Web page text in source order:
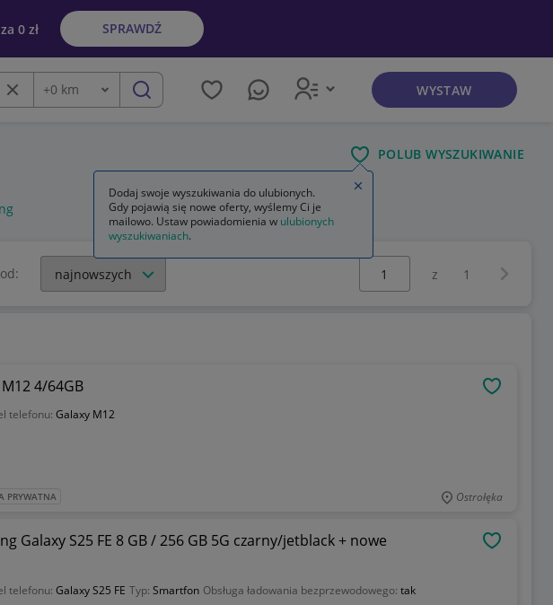
0 zł SPRAWDŹ
Wyczyść frazę
Odległość
+0 km szukaj WYSTAW
POLUB WYSZUKIWANIE
Wybierz stronę:
z 1
4/64GB
telefonu: Galaxy M12
PRYWATNA Ostrołęka
Galaxy S25 FE 8 GB / 256 GB 5G czarny/jetblack + nowe
telefonu: Galaxy S25 FE Typ: Smartfon Obsługa ładowania bezprzewodowego: tak
Dodaj swoje wyszukiwania do ulubionych.
Gdy pojawią się nowe oferty, wyślemy Ci je
mailowo. Ustaw powiadomienia w ulubionych
wyszukiwaniach.
Zamknij wskazówkę